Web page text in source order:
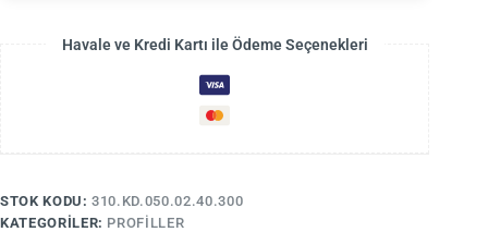
Havale ve Kredi Kartı ile Ödeme Seçenekleri
STOK KODU:310.KD.050.02.40.300
KATEGORILER: PROFILLER